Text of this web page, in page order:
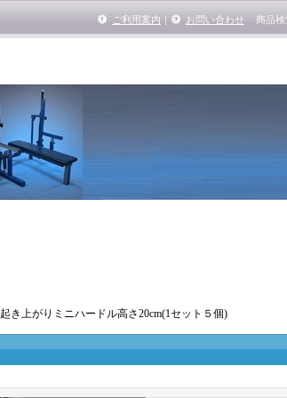
ご利用案内 ｜ お問い合わせ 商品検
起き上がりミニハードル高さ20cm(1セット５個)